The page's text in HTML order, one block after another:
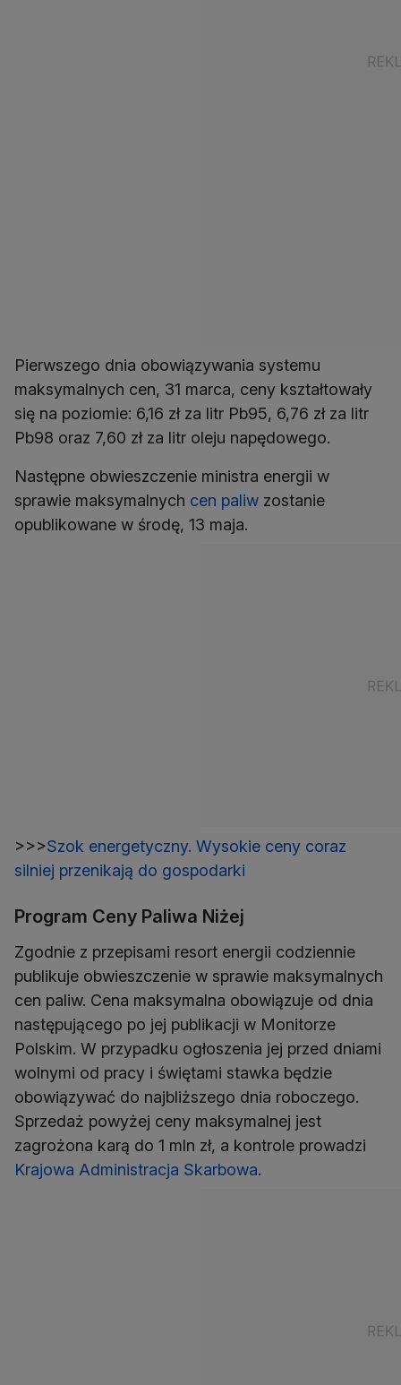
Pierwszego dnia obowiązywania systemu
maksymalnych cen, 31 marca, ceny kształtowały
się na poziomie: 6,16 zł za litr Pb95, 6,76 zł za litr
Pb98 oraz 7,60 zł za litr oleju napędowego.
Następne obwieszczenie ministra energii w
sprawie maksymalnych cen paliw zostanie
opublikowane w środę, 13 maja.
>>>Szok energetyczny. Wysokie ceny coraz
silniej przenikają do gospodarki
Program Ceny Paliwa Niżej
Zgodnie z przepisami resort energii codziennie
publikuje obwieszczenie w sprawie maksymalnych
cen paliw. Cena maksymalna obowiązuje od dnia
następującego po jej publikacji w Monitorze
Polskim. W przypadku ogłoszenia jej przed dniami
wolnymi od pracy i świętami stawka będzie
obowiązywać do najbliższego dnia roboczego.
Sprzedaż powyżej ceny maksymalnej jest
zagrożona karą do 1 mln zł, a kontrole prowadzi
Krajowa Administracja Skarbowa.